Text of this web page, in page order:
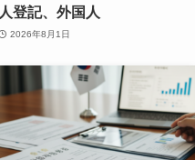
人登記、外国人
2026年8月1日